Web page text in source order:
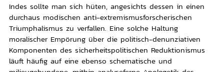
Indes sollte man sich hüten, angesichts dessen in einen
durchaus modischen anti-extremismusforscherischen
Triumphalismus zu verfallen. Eine solche Haltung
moralischer Empörung über die politisch-denunziativen
Komponenten des sicherheitspolitischen Reduktionismus
läuft häufig auf eine ebenso schematische und